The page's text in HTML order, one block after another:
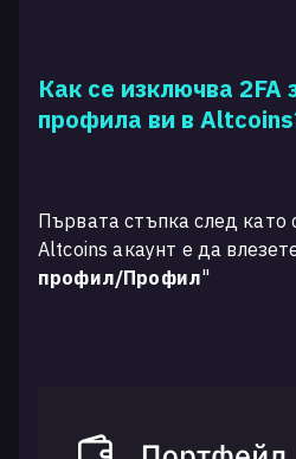
Как се изключва 2FA
профила ви в
Първата стъпка след като
Altcoins акаунт е да
профил/Профил"